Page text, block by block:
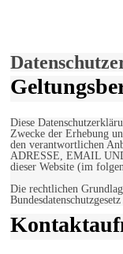
Diese
Zwecke der Erhebung
den verantwortlichen
ADRESSE, EMAIL
dieser Website (im
Die rechtlichen